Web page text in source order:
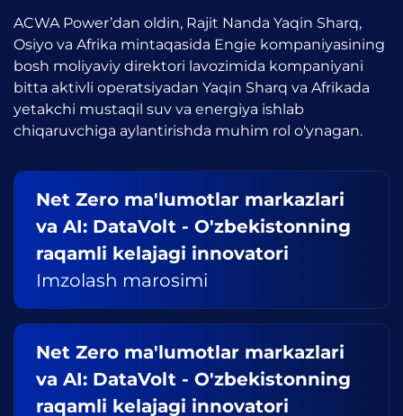
ACWA Power’dan oldin, Rajit Nanda Yaqin Sharq,
Osiyo va Afrika mintaqasida Engie kompaniyasining
bosh moliyaviy direktori lavozimida kompaniyani
bitta aktivli operatsiyadan Yaqin Sharq va Afrikada
yetakchi mustaqil suv va energiya ishlab
chiqaruvchiga aylantirishda muhim rol o'ynagan.
Net Zero ma'lumotlar markazlari
va AI: DataVolt - O'zbekistonning
raqamli kelajagi innovatori
Imzolash marosimi
Net Zero ma'lumotlar markazlari
va AI: DataVolt - O'zbekistonning
raqamli kelajagi innovatori